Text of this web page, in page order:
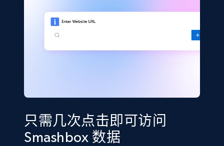
只需几次点击即可访问
Smashbox 数据